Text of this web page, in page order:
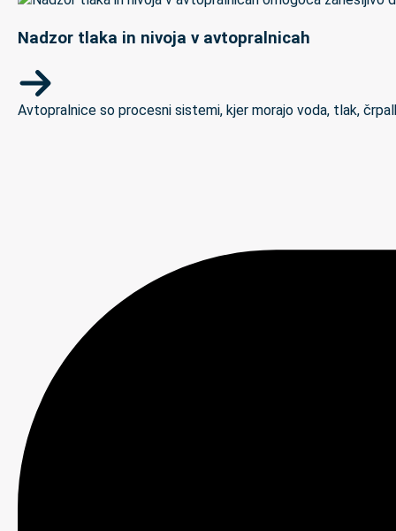
Nadzor tlaka in nivoja v avtopralnicah
Avtopralnice so procesni sistemi, kjer morajo voda, tlak,